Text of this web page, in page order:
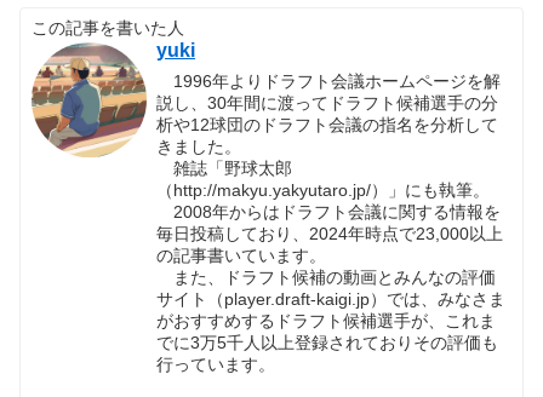
この記事を書いた人
yuki
1996年よりドラフト会議ホームページを解
説し、30年間に渡ってドラフト候補選手の分
析や12球団のドラフト会議の指名を分析して
きました。
雑誌「野球太郎
（http://makyu.yakyutaro.jp/）」にも執筆。
2008年からはドラフト会議に関する情報を
毎日投稿しており、2024年時点で23,000以上
の記事書いています。
また、ドラフト候補の動画とみんなの評価
サイト（player.draft-kaigi.jp）では、みなさま
がおすすめするドラフト候補選手が、これま
でに3万5千人以上登録されておりその評価も
行っています。